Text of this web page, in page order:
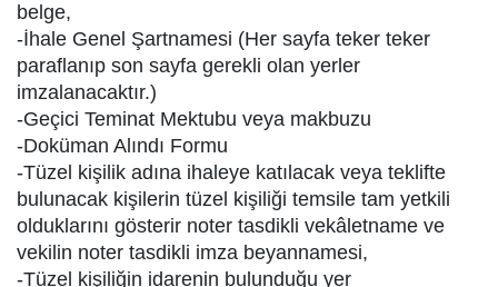
belge,
-İhale Genel Şartnamesi (Her sayfa teker teker
paraflanıp son sayfa gerekli olan yerler
imzalanacaktır.)
-Geçici Teminat Mektubu veya makbuzu
-Doküman Alındı Formu
-Tüzel kişilik adına ihaleye katılacak veya teklifte
bulunacak kişilerin tüzel kişiliği temsile tam yetkili
olduklarını gösterir noter tasdikli vekâletname ve
vekilin noter tasdikli imza beyannamesi,
-Tüzel kişiliğin idarenin bulunduğu yer